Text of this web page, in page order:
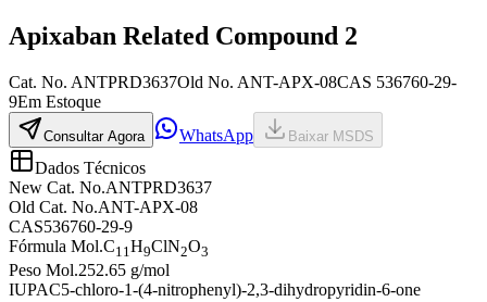
Apixaban Related Compound 2
Cat. No. ANTPRD3637Old No. ANT-APX-08CAS 536760-29-
9Em Estoque
Consultar Agora WhatsApp Baixar MSDS
Dados Técnicos
New Cat. No.ANTPRD3637
Old Cat. No.ANT-APX-08
CAS536760-29-9
Fórmula Mol.C11 H9ClN2O3
Peso Mol.252.65 g/mol
IUPAC5-chloro-1-(4-nitrophenyl)-2,3-dihydropyridin-6-one